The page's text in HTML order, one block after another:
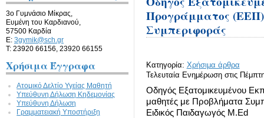
3ο Γυμνάσιο Μίκρας,
Ευμένη του Καρδιανού,
57500 Καρδία
E: 3gymik@sch.gr
Τ: 23920 66156, 23920 66155
Χρήσιμα Έγγραφα
Ατομικό Δελτίο Υγείας Μαθητή
Υπεύθυνη Δήλωση Kηδεμονίας
Υπεύθυνη Δήλωση
Γραμματειακή Υποστήριξη
Προγράμματος
Συμπεριφοράς
Κατηγορία: Χρήσιμα άρθρα
Τελευταία Ενημέρωση στις
Οδηγός Εξατομικευμένου
μαθητές με Προβλήματα
Ειδικός Παιδαγωγός M.Ed